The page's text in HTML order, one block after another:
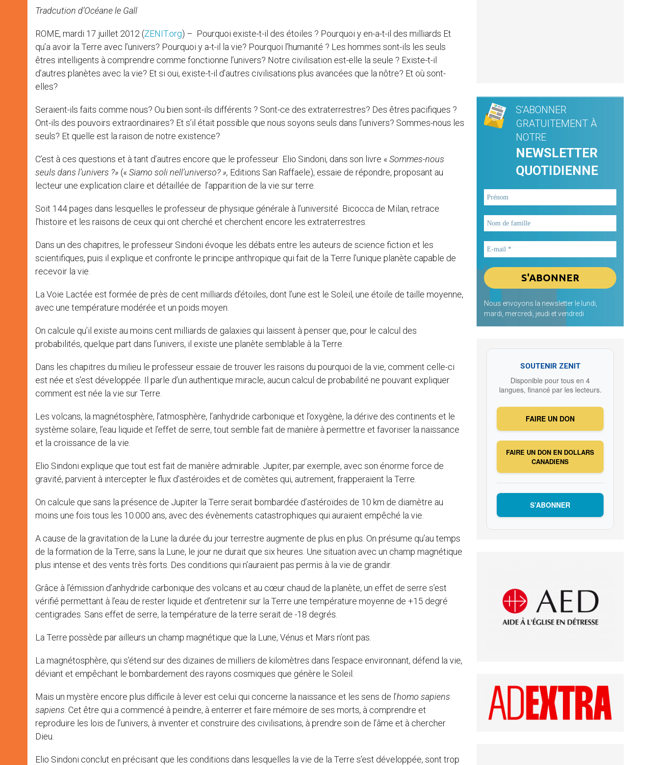
Tradcution d’Océane le Gall
ROME, mardi 17 juillet 2012 (ZENIT.org) – Pourquoi existe-t-il des étoiles ? Pourquoi y en-a-t-il des milliards Et
qu’a avoir la Terre avec l’univers? Pourquoi y a-t-il la vie? Pourquoi l’humanité ? Les hommes sont-ils les seuls
êtres intelligents à comprendre comme fonctionne l’univers? Notre civilisation est-elle la seule ? Existe-t-il
d’autres planètes avec la vie? Et si oui, existe-t-il d’autres civilisations plus avancées que la nôtre? Et où sont-
elles?
Seraient-ils faits comme nous? Ou bien sont-ils différents ? Sont-ce des extraterrestres? Des êtres pacifiques ?
Ont-ils des pouvoirs extraordinaires? Et s’il était possible que nous soyons seuls dans l’univers? Sommes-nous les
seuls? Et quelle est la raison de notre existence?
C’est à ces questions et à tant d’autres encore que le professeur Elio Sindoni, dans son livre « Sommes-nous
seuls dans l’univers ?» (« Siamo soli nell’universo? », Editions San Raffaele), essaie de répondre, proposant au
lecteur une explication claire et détaillée de l’apparition de la vie sur terre.
Soit 144 pages dans lesquelles le professeur de physique générale à l’université Bicocca de Milan, retrace
l’histoire et les raisons de ceux qui ont cherché et cherchent encore les extraterrestres.
Dans un des chapitres, le professeur Sindoni évoque les débats entre les auteurs de science fiction et les
scientifiques, puis il explique et confronte le principe anthropique qui fait de la Terre l’unique planète capable de
recevoir la vie.
La Voie Lactée est formée de près de cent milliards d’étoiles, dont l’une est le Soleil, une étoile de taille moyenne,
avec une température modérée et un poids moyen.
On calcule qu’il existe au moins cent milliards de galaxies qui laissent à penser que, pour le calcul des
probabilités, quelque part dans l’univers, il existe une planète semblable à la Terre.
Dans les chapitres du milieu le professeur essaie de trouver les raisons du pourquoi de la vie, comment celle-ci
est née et s’est développée. Il parle d’un authentique miracle, aucun calcul de probabilité ne pouvant expliquer
comment est née la vie sur Terre.
Les volcans, la magnétosphère, l’atmosphère, l’anhydride carbonique et l’oxygène, la dérive des continents et le
système solaire, l’eau liquide et l’effet de serre, tout semble fait de manière à permettre et favoriser la naissance
et la croissance de la vie.
Elio Sindoni explique que tout est fait de manière admirable. Jupiter, par exemple, avec son énorme force de
gravité, parvient à intercepter le flux d’astéroïdes et de comètes qui, autrement, frapperaient la Terre.
On calcule que sans la présence de Jupiter la Terre serait bombardée d’astéroïdes de 10 km de diamètre au
moins une fois tous les 10.000 ans, avec des évènements catastrophiques qui auraient empêché la vie.
A cause de la gravitation de la Lune la durée du jour terrestre augmente de plus en plus. On présume qu’au temps
de la formation de la Terre, sans la Lune, le jour ne durait que six heures. Une situation avec un champ magnétique
plus intense et des vents très forts. Des conditions qui n’auraient pas permis à la vie de grandir.
Grâce à l’émission d’anhydride carbonique des volcans et au cœur chaud de la planète, un effet de serre s’est
vérifié permettant à l’eau de rester liquide et d’entretenir sur la Terre une température moyenne de +15 degré
centigrades. Sans effet de serre, la température de la terre serait de -18 degrés.
La Terre possède par ailleurs un champ magnétique que la Lune, Vénus et Mars n’ont pas.
La magnétosphère, qui s’étend sur des dizaines de milliers de kilomètres dans l’espace environnant, défend la vie,
déviant et empêchant le bombardement des rayons cosmiques que génère le Soleil.
Mais un mystère encore plus difficile à lever est celui qui concerne la naissance et les sens de l’homo sapiens
sapiens . Cet être qui a commencé à peindre, à enterrer et faire mémoire de ses morts, à comprendre et
reproduire les lois de l’univers, à inventer et construire des civilisations, à prendre soin de l’âme et à chercher
Dieu.
Elio Sindoni conclut en précisant que les conditions dans lesquelles la vie de la Terre s’est développée, sont trop
S'ABONNER
GRATUITEMENT À
NOTRE
NEWSLETTER
QUOTIDIENNE
Nous envoyons la newsletter le lundi,
mardi, mercredi, jeudi et vendredi
SOUTENIR ZENIT
Disponible pour tous en 4
langues, financé par les lecteurs.
FAIRE UN DON
FAIRE UN DON EN DOLLARS
CANADIENS
S’ABONNER